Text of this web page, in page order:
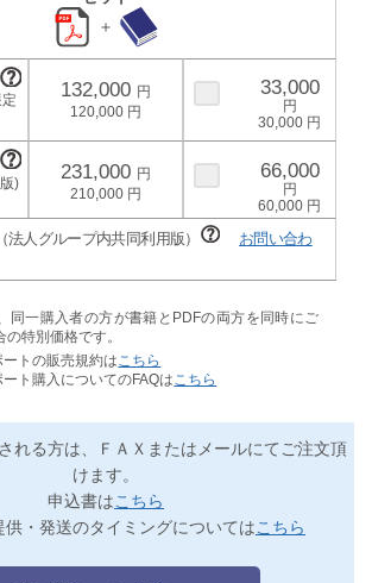
＋
132,000
120,000
33,000
30,000
231,000
210,000
66,000
60,000
法人グループ内共同利用版）
お問い合わ
同一購入者の方が書籍とPDFの両方を同時にご
特別価格です。
トの販売規約は こちら
ト購入についてのFAQは こちら
れる方は、ＦＡＸまたはメールにてご注文頂
けます。
申込書はこちら
供・発送のタイミングについてはこちら